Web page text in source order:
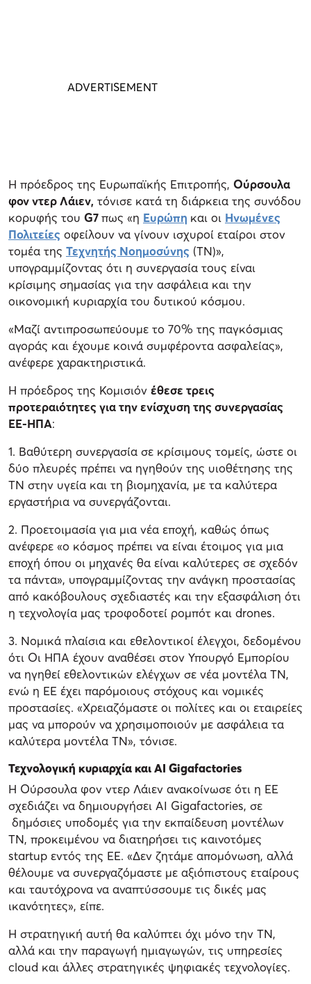
Η πρόεδρος της Ευρωπαϊκής Επιτροπής, Ούρσουλα
φον ντερ Λάιεν, τόνισε κατά τη διάρκεια της συνόδου
κορυφής του G7πως «η Ευρώπη και οι Ηνωμένες
Πολιτείες οφείλουν να γίνουν ισχυροί εταίροι στον
τομέα της Τεχνητής Νοημοσύνης (ΤΝ)»,
υπογραμμίζοντας ότι η συνεργασία τους είναι
κρίσιμης σημασίας για την ασφάλεια και την
οικονομική κυριαρχία του δυτικού κόσμου.
«Μαζί αντιπροσωπεύουμε το 70% της παγκόσμιας
αγοράς και έχουμε κοινά συμφέροντα ασφαλείας»,
ανέφερε χαρακτηριστικά.
Η πρόεδρος της Κομισιόν έθεσε τρεις
προτεραιότητες για την ενίσχυση της συνεργασίας
ΕΕ-ΗΠΑ:
1. Βαθύτερη συνεργασία σε κρίσιμους τομείς, ώστε οι
δύο πλευρές πρέπει να ηγηθούν της υιοθέτησης της
ΤΝ στην υγεία και τη βιομηχανία, με τα καλύτερα
εργαστήρια να συνεργάζονται.
2. Προετοιμασία για μια νέα εποχή, καθώς όπως
ανέφερε «ο κόσμος πρέπει να είναι έτοιμος για μια
εποχή όπου οι μηχανές θα είναι καλύτερες σε σχεδόν
τα πάντα», υπογραμμίζοντας την ανάγκη προστασίας
από κακόβουλους σχεδιαστές και την εξασφάλιση ότι
η τεχνολογία μας τροφοδοτεί ρομπότ και drones.
3. Νομικά πλαίσια και εθελοντικοί έλεγχοι, δεδομένου
ότι Οι ΗΠΑ έχουν αναθέσει στον Υπουργό Εμπορίου
να ηγηθεί εθελοντικών ελέγχων σε νέα μοντέλα ΤΝ,
ενώ η ΕΕ έχει παρόμοιους στόχους και νομικές
προστασίες. «Χρειαζόμαστε οι πολίτες και οι εταιρείες
μας να μπορούν να χρησιμοποιούν με ασφάλεια τα
καλύτερα μοντέλα ΤΝ», τόνισε.
Τεχνολογική κυριαρχία και AI Gigafactories
Η Ούρσουλα φον ντερ Λάιεν ανακοίνωσε ότι η ΕΕ
σχεδιάζει να δημιουργήσει AI Gigafactories, σε
δημόσιες υποδομές για την εκπαίδευση μοντέλων
ΤΝ, προκειμένου να διατηρήσει τις καινοτόμες
startup εντός της ΕΕ. «Δεν ζητάμε απομόνωση, αλλά
θέλουμε να συνεργαζόμαστε με αξιόπιστους εταίρους
και ταυτόχρονα να αναπτύσσουμε τις δικές μας
ικανότητες», είπε.
Η στρατηγική αυτή θα καλύπτει όχι μόνο την ΤΝ,
αλλά και την παραγωγή ημιαγωγών, τις υπηρεσίες
cloud και άλλες στρατηγικές ψηφιακές τεχνολογίες.